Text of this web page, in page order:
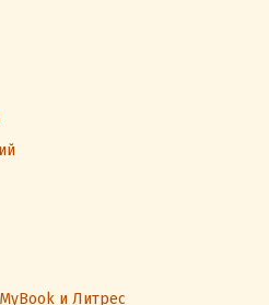
и Литрес